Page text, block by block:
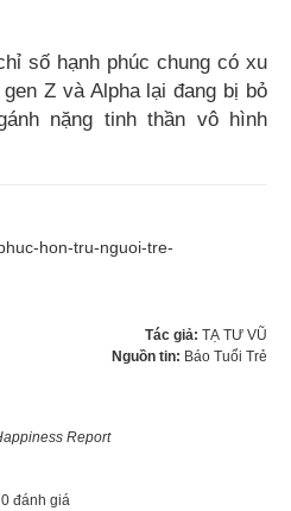
số hạnh phúc chung có xu
Z và Alpha lại đang bị bỏ
nặng tinh thần vô hình
hon-tru-nguoi-tre-
Tác giả: TẠ TƯ VŨ
Nguồn tin: Báo Tuổi Trẻ
Report
đánh giá